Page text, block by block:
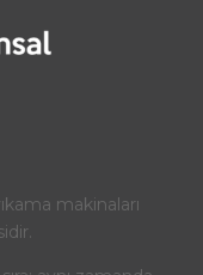
makinaları